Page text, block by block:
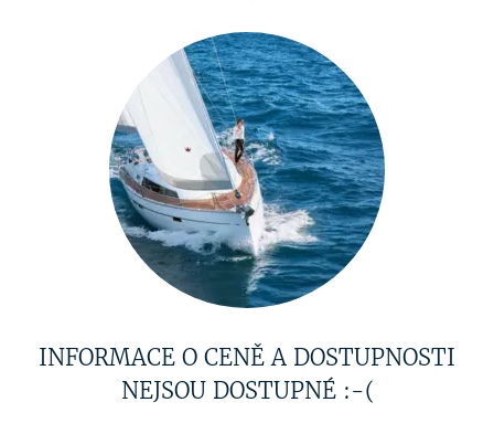
INFORMACE O CENĚ A DOSTUPNOSTI
NEJSOU DOSTUPNÉ :-(